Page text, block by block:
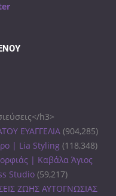
h3>
ΕΥΑΓΓΕΛΙΑ (904,285)
| Lia Styling (118,348)
| Καβάλα Άγιος
Studio (59,217)
ΖΩΗΣ ΑΥΤΟΓΝΩΣΙΑΣ